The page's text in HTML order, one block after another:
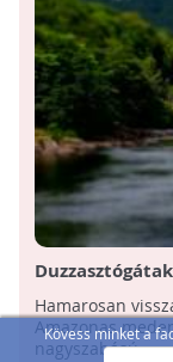
Kövess minket a
Hamarosan
Amazonas
nagyszabású ...